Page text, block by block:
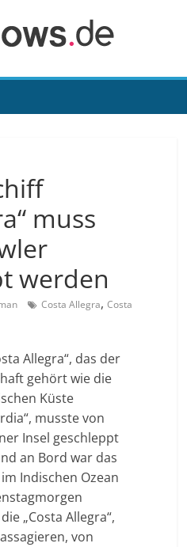
muss
werden
Costa Allegra,Costa
Allegra“, das der
gehört wie die
Küste
musste von
Insel geschleppt
an Bord war das
Indischen Ozean
„Costa Allegra“,
von